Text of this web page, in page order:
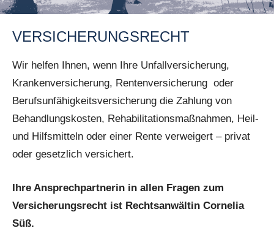
VERSICHERUNGSRECHT
Wir helfen Ihnen, wenn Ihre Unfallversicherung,
Krankenversicherung, Rentenversicherung oder
Berufsunfähigkeitsversicherung die Zahlung von
Behandlungskosten, Rehabilitationsmaßnahmen, Heil-
und Hilfsmitteln oder einer Rente verweigert – privat
oder gesetzlich versichert.
Ihre Ansprechpartnerin in allen Fragen zum
Versicherungsrecht ist Rechtsanwältin Cornelia
Süß.